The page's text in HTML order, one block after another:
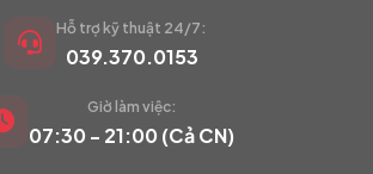
VIETCAM.VN
Đang trực tuyến
Hỗ trợ kỹ thuật 24/7:
039.370.0153
Giờ làm việc:
07:30 - 21:00 (Cả CN)